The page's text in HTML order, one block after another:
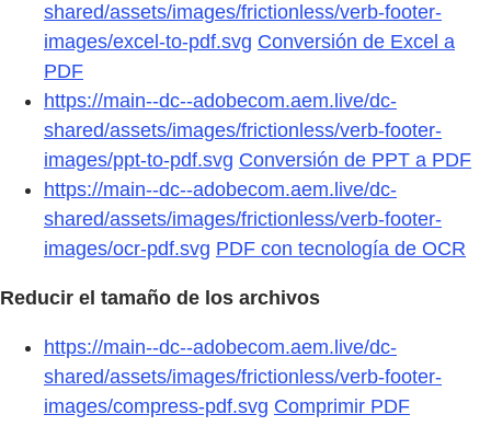
shared/assets/images/frictionless/verb-footer-
images/excel-to-pdf.svg Conversión de Excel a
PDF
https://main--dc--adobecom.aem.live/dc-
shared/assets/images/frictionless/verb-footer-
images/ppt-to-pdf.svg Conversión de PPT a PDF
https://main--dc--adobecom.aem.live/dc-
shared/assets/images/frictionless/verb-footer-
images/ocr-pdf.svg PDF con tecnología de OCR
Reducir el tamaño de los archivos
https://main--dc--adobecom.aem.live/dc-
shared/assets/images/frictionless/verb-footer-
images/compress-pdf.svg Comprimir PDF